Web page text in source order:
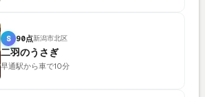
S 90点新潟市北区
二羽のうさぎ
早通駅から車で10分